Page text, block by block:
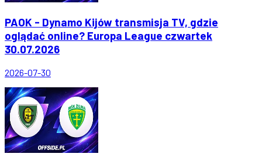
PAOK - Dynamo Kijów transmisja TV, gdzie
oglądać online? Europa League czwartek
30.07.2026
2026-07-30